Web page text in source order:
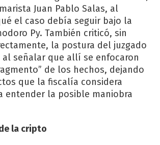
Juan Pablo Salas, al
el caso debía seguir bajo la
Py. También criticó, sin
la postura del juzgado
al señalar que allí se enfocaron
de los hechos, dejando
que la fiscalía considera
entender la posible maniobra
la cripto